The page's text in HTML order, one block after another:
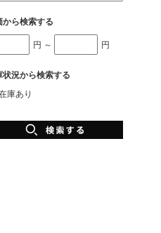
から検索する
円 ～ 円
状況から検索する
庫あり